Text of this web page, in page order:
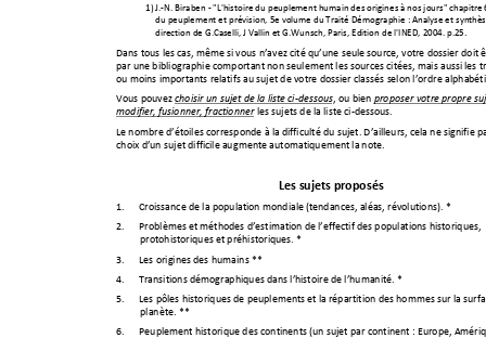
1) J.‐N. Biraben ‐"L'histoire du peuplement humain des origines à nos jours" chapitre 
du peuplement et prévision, 5e volume du Traité Démographie : Analyse et synt
direction de G.Caselli, J Vallin et G.Wunsch, Paris, Edition de l'INED, 2004. p.25
Dans tous les cas, mêmesi vous n’avezcité qu’une seule source, votre dossier doit 
parune bibliographiecomportant non seulement lessources citées, maisaussi les
ou moins importants relatifsau sujet devotre dossierclassés selon l’ordrealpha
Vous pouvez choisir un sujet dela liste ci‐dessous ou bien proposer votrepropre
modifier, fusionner, fractionner les sujets de la liste ci‐dessous.
Le nombred’étoilescorresponde à la difficultédu sujet. D’ailleurs, cela nesignifie
choix d’un sujet difficileaugmente automatiquement la note.
Les sujets proposés
1. Croissancede la population mondiale(tendances, aléas, révolutions). *
2. Problèmeset méthodes d’estimation de l’effectifdes populations historiques,
protohistoriques et préhistoriques. *
3. Les origines des humains **
4. Transitionsdémographiquesdans l’histoirede l’humanité. *
5. Les pôles historiques de peuplements et la répartition des hommessur la 
planète.
**
6. Peuplement historique descontinents (un sujet par continent : Europe,